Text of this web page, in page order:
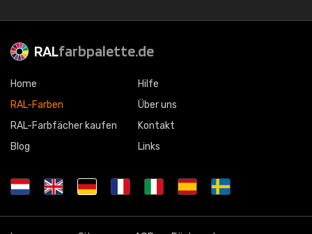
RALfarbpalette.de
Home
RAL-Farben
RAL-Farbfächer kaufen
Blog
Hilfe
Über uns
Kontakt
Links